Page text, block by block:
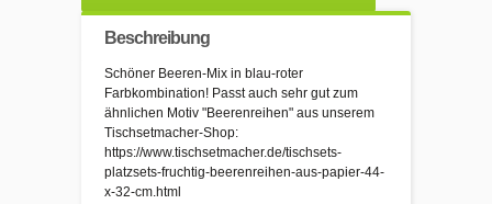
Beschreibung
Schöner Beeren-Mix in blau-roter
Farbkombination! Passt auch sehr gut zum
ähnlichen Motiv "Beerenreihen" aus unserem
Tischsetmacher-Shop:
https://www.tischsetmacher.de/tischsets-
platzsets-fruchtig-beerenreihen-aus-papier-44-
x-32-cm.html